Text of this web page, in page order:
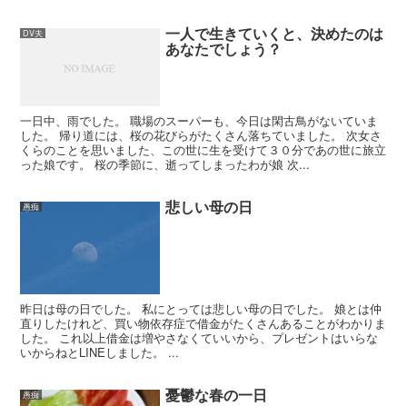
DV夫 一人で生きていくと、決めたのは
あなたでしょう？
一日中、雨でした。 職場のスーパーも、今日は閑古鳥がないていま
した。 帰り道には、桜の花びらがたくさん落ちていました。 次女さ
くらのことを思いました、この世に生を受けて３０分であの世に旅立
った娘です。 桜の季節に、逝ってしまったわが娘 次...
愚痴 悲しい母の日
昨日は母の日でした。 私にとっては悲しい母の日でした。 娘とは仲
直りしたけれど、買い物依存症で借金がたくさんあることがわかりま
した。 これ以上借金は増やさなくていいから、プレゼントはいらな
いからねとLINEしました。 ...
愚痴 憂鬱な春の一日